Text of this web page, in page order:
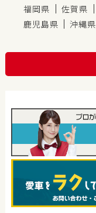
福岡県 佐賀県
鹿児島県
沖縄県